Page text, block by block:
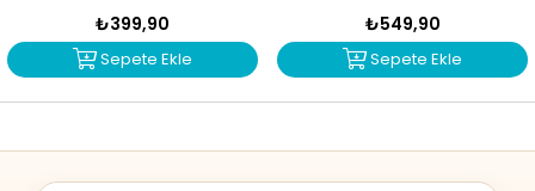
₺399,90
Sepete Ekle
₺549,90
Sepete Ekle